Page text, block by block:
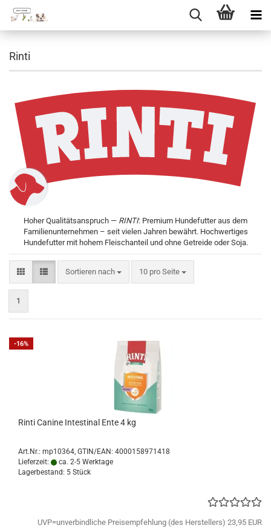
Hauptinhalt
Rinti
Hoher Qualitätsanspruch — RINTI: Premium Hundefutter aus dem
Familienunternehmen – seit vielen Jahren bewährt. Hochwertiges
Hundefutter mit hohem Fleischanteil und ohne Getreide oder Soja.
Sortieren nach
Sortieren nach 10 pro Seite
pro Seite
1
-16%
Rinti Canine Intestinal Ente 4 kg
Art.Nr.: mp10364 GTIN/EAN: 4000158971418
Lieferzeit:
ca. 2-5 Werktage
Lagerbestand: 5 Stück
UVP=unverbindliche Preisempfehlung (des Herstellers) 23,95 EUR